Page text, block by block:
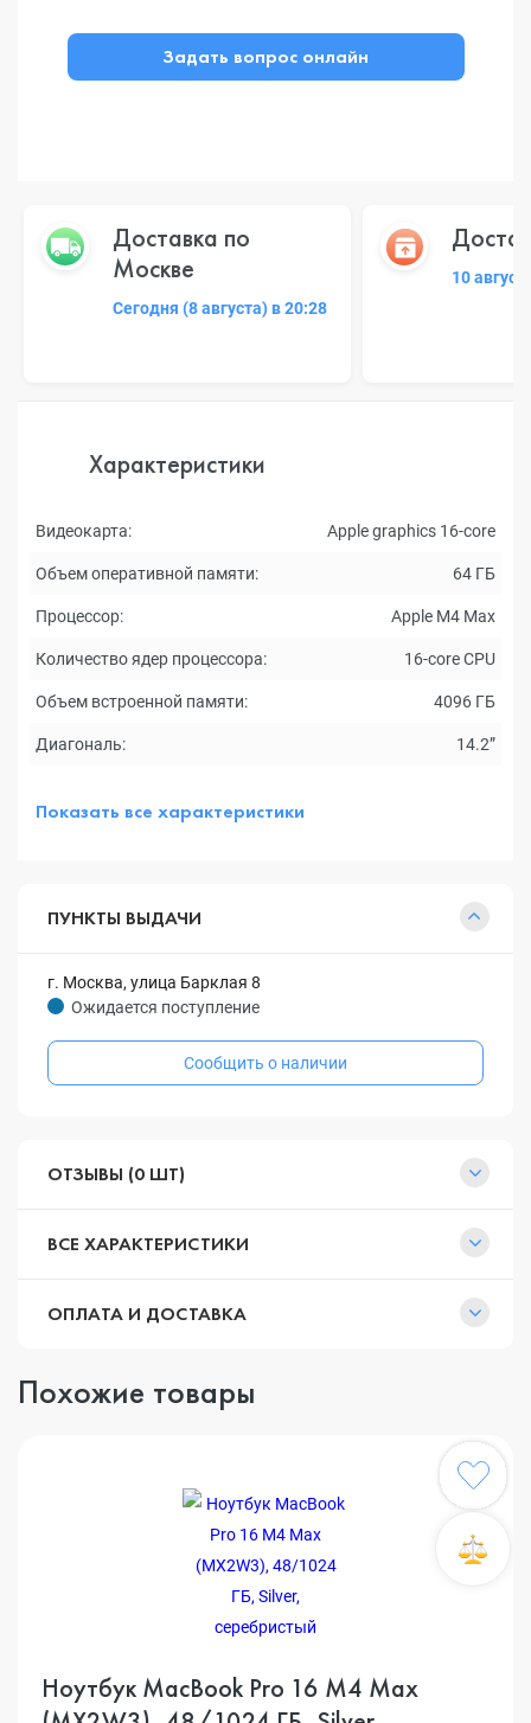
Задать вопрос онлайн
Доставка по
Москве
Сегодня (8 августа) в 20:28
10
Характеристики
Видеокарта: Apple graphics 16-core
Объем оперативной памяти: 64 ГБ
Процессор: Apple M4 Max
Количество ядер процессора: 16-core CPU
Объем встроенной памяти: 4096 ГБ
Диагональ: 14.2”
Показать все характеристики
ПУНКТЫ ВЫДАЧИ
г. Москва, улица Барклая 8
Ожидается поступление
Сообщить о наличии
ОТЗЫВЫ (0 ШТ)
ВСЕ ХАРАКТЕРИСТИКИ
ОПЛАТА И ДОСТАВКА
Похожие товары
Ноутбук MacBook Pro 16 M4 Max